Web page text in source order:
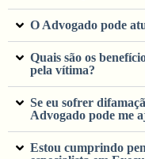
O Advogado pode
Quais são os
pela vítima?
Se eu sofrer
Advogado pode me
Estou cumprindo